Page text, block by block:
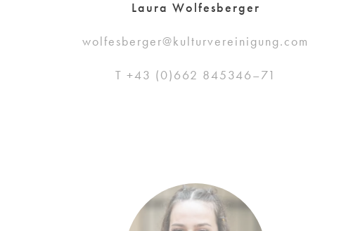
Laura Wolfesberger
wolfesberger@kulturvereinigung.com
T +43 (0)662 845346–71